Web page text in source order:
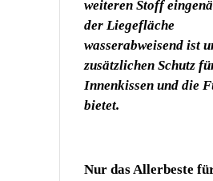
weiteren Stoff
der Liegefläche
wasserabweisend ist
zusätzlichen Schutz
Innenkissen und die
bietet.
Nur das Allerbeste